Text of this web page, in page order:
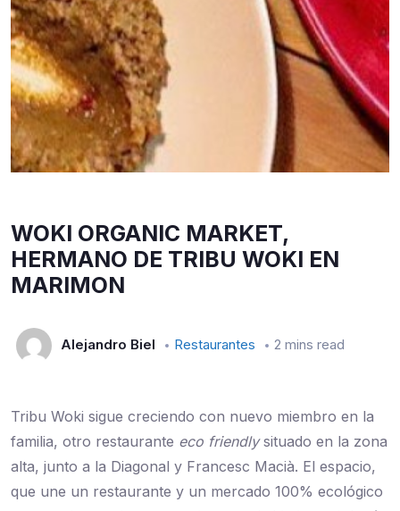
WOKI ORGANIC MARKET,
HERMANO DE TRIBU WOKI EN
MARIMON
Alejandro Biel Restaurantes 2 mins read
Tribu Woki sigue creciendo con nuevo miembro en la
familia, otro restaurante eco friendlysituado en la zona
alta, junto a la Diagonal y Francesc Macià. El espacio,
que une un restaurante y un mercado 100% ecológico